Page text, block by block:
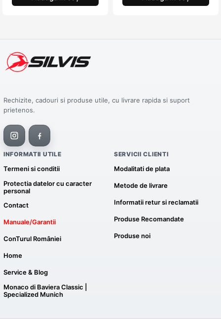
Rechizite, cadouri si produse utile, cu livrare rapida si suport
prietenos.
INFORMATII UTILE
Termeni si conditii
Protectia datelor cu caracter
personal
Contact
Manuale/Garantii
ConTurul României
Home
Service & Blog
Monaco di Baviera Classic |
Specialized Munich
SERVICII CLIENTI
Modalitati de plata
Metode de livrare
Informatii retur si reclamatii
Produse Recomandate
Produse noi